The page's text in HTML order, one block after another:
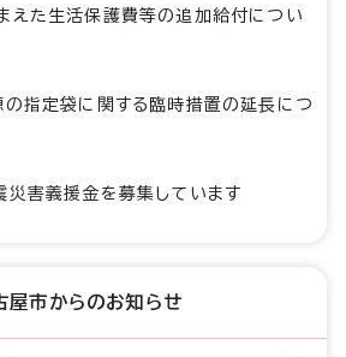
えた生活保護費等の追加給付につい
の指定袋に関する臨時措置の延長につ
害義援金を募集しています
屋市からのお知らせ